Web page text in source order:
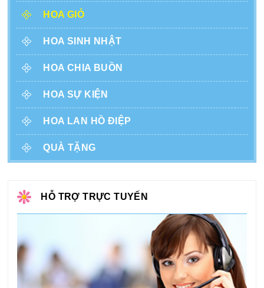
HOA GIỎ
HOA SINH NHẬT
HOA CHIA BUỒN
HOA SỰ KIỆN
HOA LAN HỒ ĐIỆP
QUÀ TẶNG
HỖ TRỢ TRỰC TUYẾN